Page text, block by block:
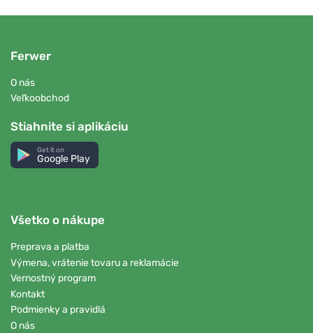
Ferwer
O nás
Veľkoobchod
Stiahnite si aplikáciu
Get it on
Google Play
Všetko o nákupe
Preprava a platba
Výmena, vrátenie tovaru a reklamácie
Vernostný program
Kontakt
Podmienky a pravidlá
O nás